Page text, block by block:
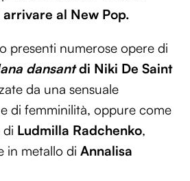
arrivare al New Pop.
presenti numerose opere di
dansantdi Niki De Saint
da una sensuale
di femminilità, oppure come
Ludmilla Radchenko,
in metallo di Annalisa